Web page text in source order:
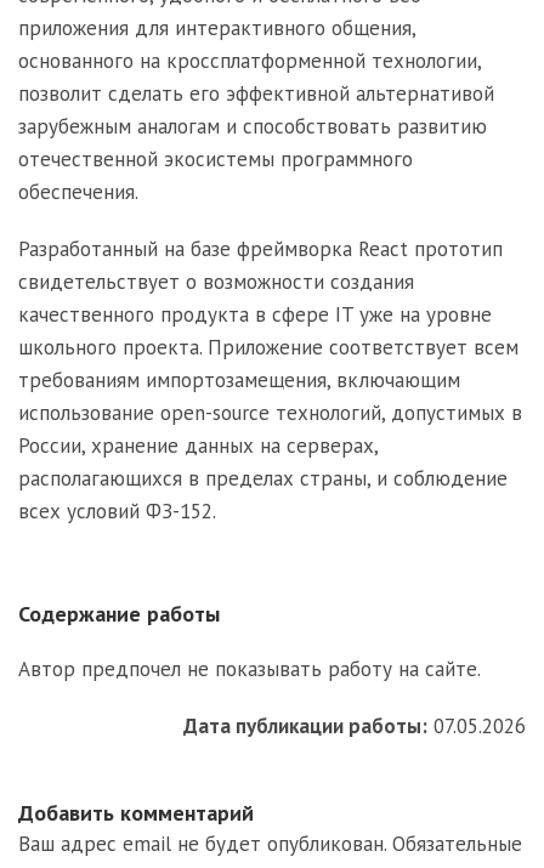
приложения для интерактивного общения,
основанного на кроссплатформенной технологии,
позволит сделать его эффективной альтернативой
зарубежным аналогам и способствовать развитию
отечественной экосистемы программного
обеспечения.
Разработанный на базе фреймворка React прототип
свидетельствует о возможности создания
качественного продукта в сфере IT уже на уровне
школьного проекта. Приложение соответствует всем
требованиям импортозамещения, включающим
использование open-source технологий, допустимых в
России, хранение данных на серверах,
располагающихся в пределах страны, и соблюдение
всех условий ФЗ-152.
Содержание работы
Автор предпочел не показывать работу на сайте.
Дата публикации работы: 07.05.2026
Добавить комментарий
Ваш адрес email не будет опубликован. Обязательные